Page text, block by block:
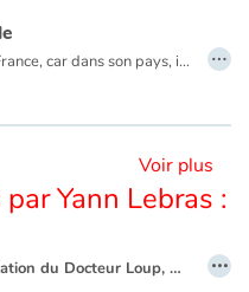
Hana est réfugiée en France, car dans son pays, il y a la guerre. La nuit, elle dort, avec sa maman, dans un musée, tout près de « Mademoiselle Vole ». Mais ça, il ne faut pas le dire, c'est un secret. Jusqu'au jour où... …
Voir plus
Yann Lebras :
Le cabinet de consultation du Docteur Loup, grand spécialiste des contes, est reconnu pour résoudre les problèmes qui surviennent souvent dans les livres d’histoires. Comment faire face au LOUP !!
…